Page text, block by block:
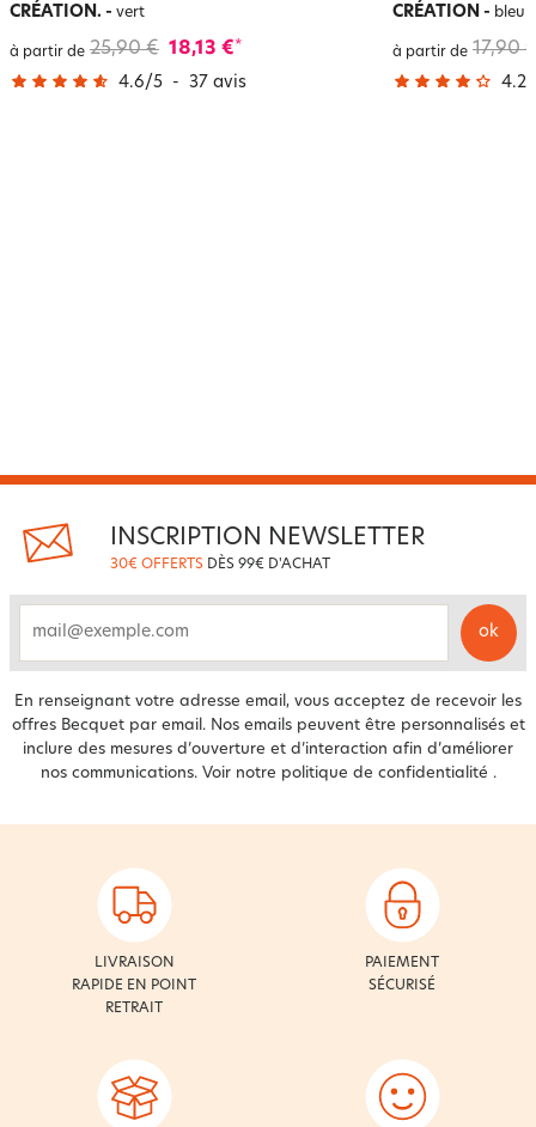
CRÉATION. - vert
à partir de 25,90 € 18,13 €*
4.6/5 - 37 avis
CRÉATION - bleu
à partir de 17,90
4.2
INSCRIPTION NEWSLETTER
30€ OFFERTS DÈS 99€ D'ACHAT
ok
En renseignant votre adresse email, vous acceptez de recevoir les
offres Becquet par email. Nos emails peuvent être personnalisés et
inclure des mesures d’ouverture et d’interaction afin d’améliorer
nos communications. Voir notre politique de confidentialité .
LIVRAISON
RAPIDE EN POINT
RETRAIT
PAIEMENT
SÉCURISÉ